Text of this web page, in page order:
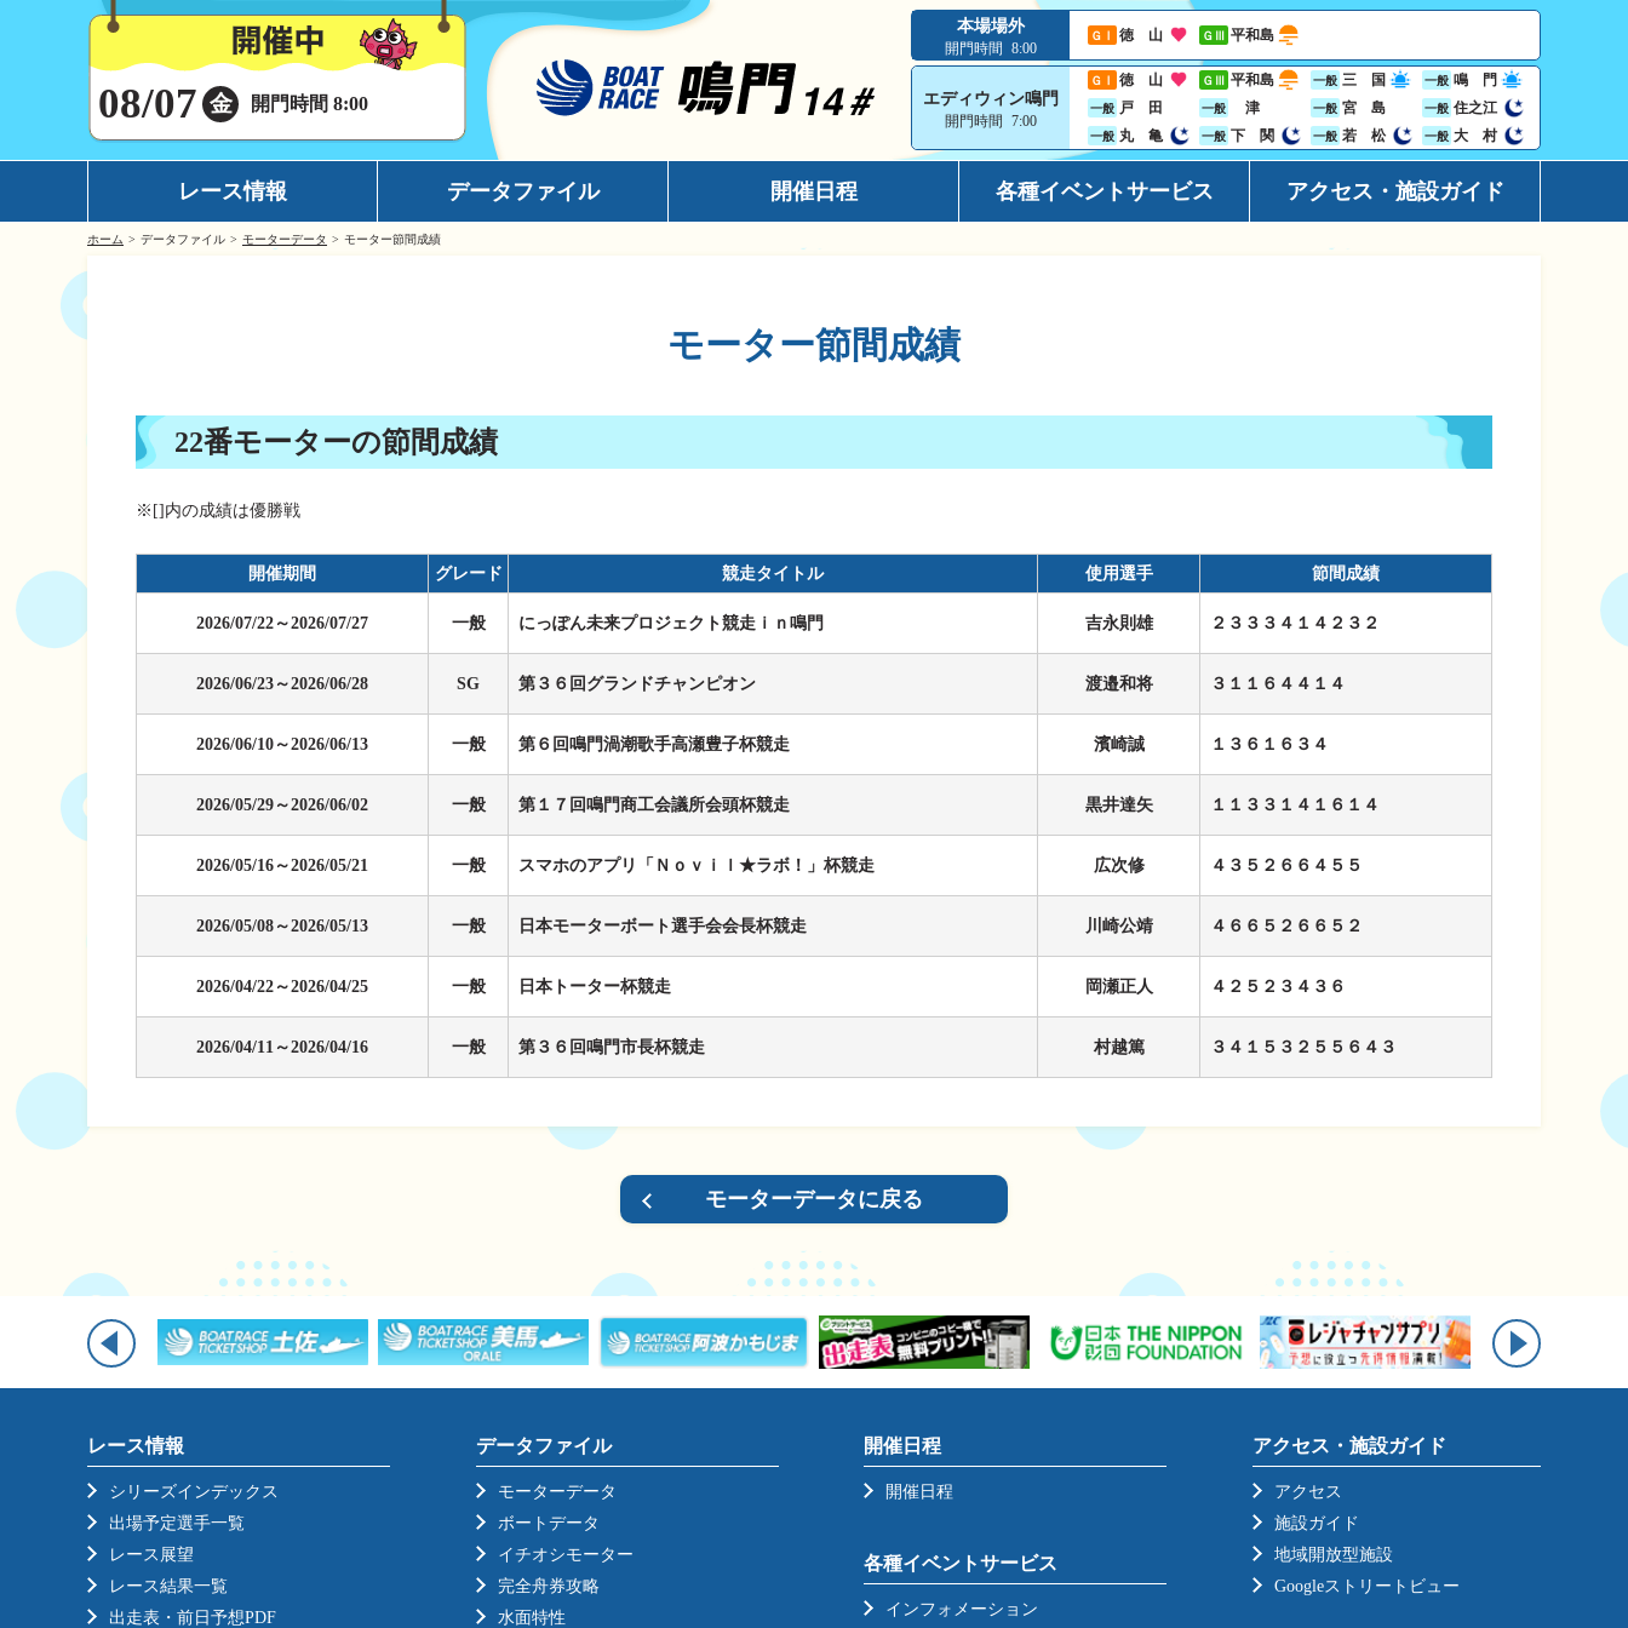
08/07 金 開門時間 8:00
本場場外
開門時間 8:00
ＧⅠ 徳 山 ＧⅢ 平和島
エディウィン鳴門
開門時間 7:00
ＧⅠ 徳 山 ＧⅢ 平和島 一般 三 国 一般 鳴 門
一般 戸 田 一般 津 一般 宮 島 一般 住之江
一般 丸 亀 一般 下 関 一般 若 松 一般 大 村
レース情報
シリーズインデックス
出走表・前日予想PDF
モーター抽選結果・前検タイムランキング
得点率ランキング
データファイル
水面特性
出目データ
徳島支部選手一覧
新人選手紹介
開催日程 各種イベントサービス アクセス・施設ガイド
ホーム データファイル モーターデータ モーター節間成績
モーター節間成績
22番モーターの節間成績
※[]内の成績は優勝戦
開催期間 グレード 競走タイトル 使用選手 節間成績
2026/07/22～2026/07/27 一般 にっぽん未来プロジェクト競走ｉｎ鳴門 吉永則雄 ２３３３４１４２３２
2026/06/23～2026/06/28 SG 第３６回グランドチャンピオン 渡邉和将 ３１１６４４１４
2026/06/10～2026/06/13 一般 第６回鳴門渦潮歌手高瀬豊子杯競走 濱崎誠 １３６１６３４
2026/05/29～2026/06/02 一般 第１７回鳴門商工会議所会頭杯競走 黒井達矢 １１３３１４１６１４
2026/05/16～2026/05/21 一般 スマホのアプリ「Ｎｏｖｉｌ★ラボ！」杯競走 広次修 ４３５２６６４５５
2026/05/08～2026/05/13 一般 日本モーターボート選手会会長杯競走 川崎公靖 ４６６５２６６５２
2026/04/22～2026/04/25 一般 日本トーター杯競走 岡瀬正人 ４２５２３４３６
2026/04/11～2026/04/16 一般 第３６回鳴門市長杯競走 村越篤 ３４１５３２５５６４３
モーターデータに戻る
レース情報
シリーズインデックス
出場予定選手一覧
レース展望
レース結果一覧
出走表・前日予想PDF
データファイル
モーターデータ
ボートデータ
イチオシモーター
完全舟券攻略
水面特性
開催日程
開催日程
各種イベントサービス
インフォメーション
アクセス・施設ガイド
アクセス
施設ガイド
地域開放型施設
Googleストリートビュー